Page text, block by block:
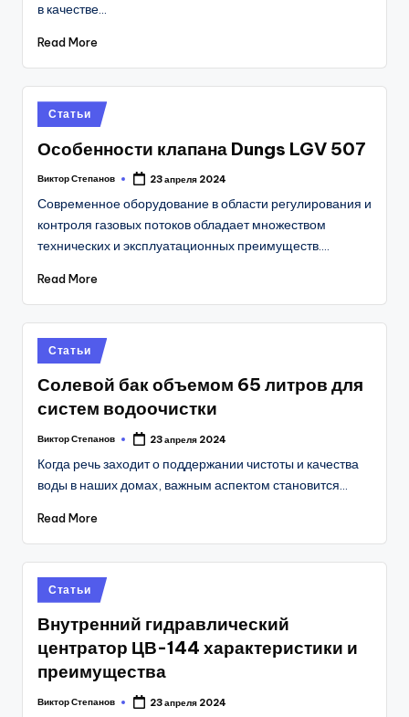
в качестве…
Read More
Posted
in
Статьи
Особенности клапана Dungs LGV 507
Posted
Виктор Степанов 23 апреля 2024
Современное оборудование в области регулирования и
контроля газовых потоков обладает множеством
технических и эксплуатационных преимуществ.…
Read More
Posted
in
Статьи
Солевой бак объемом 65 литров для
систем водоочистки
Posted
Виктор Степанов 23 апреля 2024
Когда речь заходит о поддержании чистоты и качества
воды в наших домах, важным аспектом становится…
Read More
Posted
in
Статьи
Внутренний гидравлический
центратор ЦВ-144 характеристики и
преимущества
Posted
Виктор Степанов 23 апреля 2024